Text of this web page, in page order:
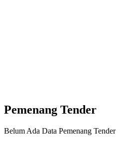
Pemenang Tender
Belum Ada Data Pemenang Tender